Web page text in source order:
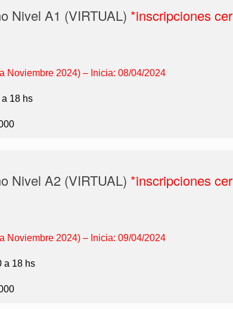
Nivel A1 (VIRTUAL) *inscripciones
Noviembre 2024) – Inicia: 08/04/2024
18 hs
Nivel A2 (VIRTUAL) *inscripciones
Noviembre 2024) – Inicia: 09/04/2024
a 18 hs